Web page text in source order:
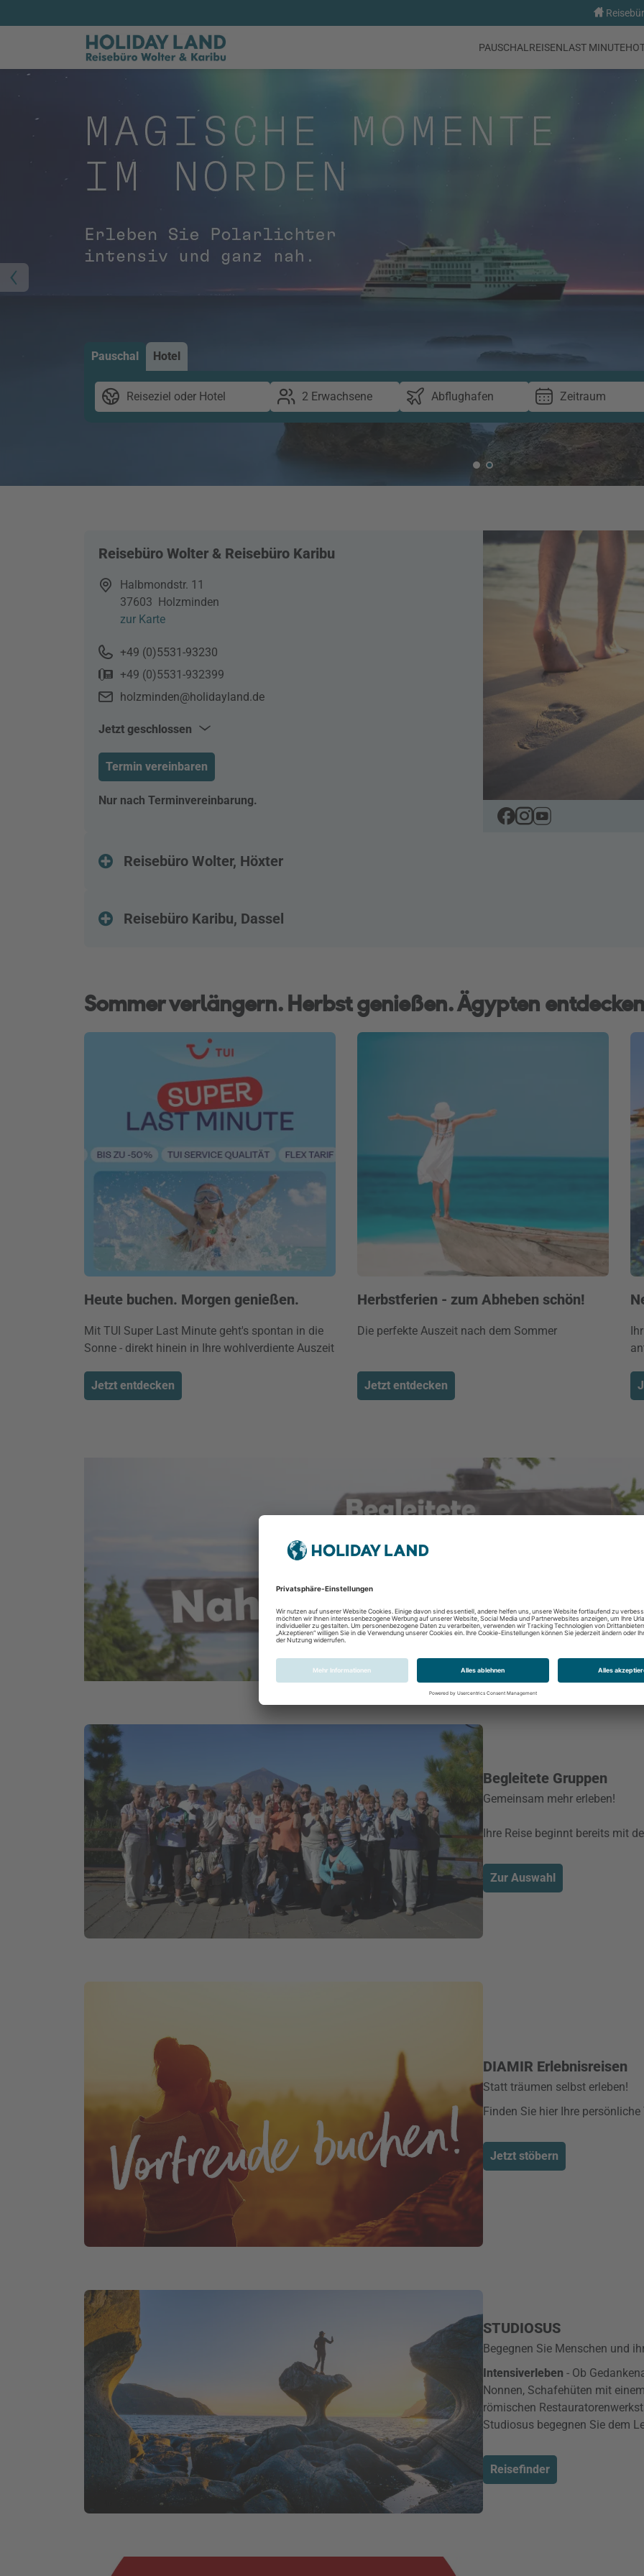
PAUSCHALREISENLAST MINUTE
Pauschal Hotel
Reiseziel oder Hotel 2 Erwachsene Abflughafen Zeitraum
Reisebüro Wolter & Reisebüro Karibu
Halbmondstr. 11
37603 Holzminden
zur Karte
+49 (0)5531-93230
+49 (0)5531-932399
holzminden@holidayland.de
Jetzt geschlossen
Mo–Fr
10:00–18:00
Sa
10:00–14:00
Termin vereinbaren
Nur nach Terminvereinbarung.
Reisebüro Wolter, Höxter
Reisebüro Karibu, Dassel
Sommer verlängern. Herbst genießen. Ägypten
Heute buchen. Morgen genießen.
Mit TUI Super Last Minute geht's spontan in die
Sonne - direkt hinein in Ihre wohlverdiente Auszeit
Jetzt entdecken
Herbstferien - zum Abheben schön!
Die perfekte Auszeit nach dem Sommer
Jetzt entdecken
Begleitete Gruppen
Gemeinsam mehr erleben!
Ihre Reise beginnt bereits mit
Zur Auswahl
DIAMIR Erlebnisreisen
Statt träumen selbst erleben!
Finden Sie hier Ihre
Jetzt stöbern
STUDIOSUS
Begegnen Sie Menschen und
Intensiver leben - Ob
Nonnen, Schafehüten mit
römischen
Studiosus begegnen Sie dem
Reisefinder